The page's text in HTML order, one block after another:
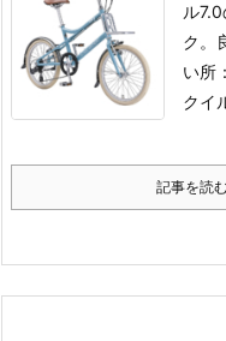
ル
ク。
い所
クイ
記事を読